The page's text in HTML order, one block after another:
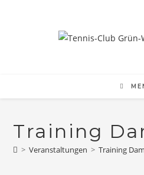
Training
> Veranstaltungen > Training